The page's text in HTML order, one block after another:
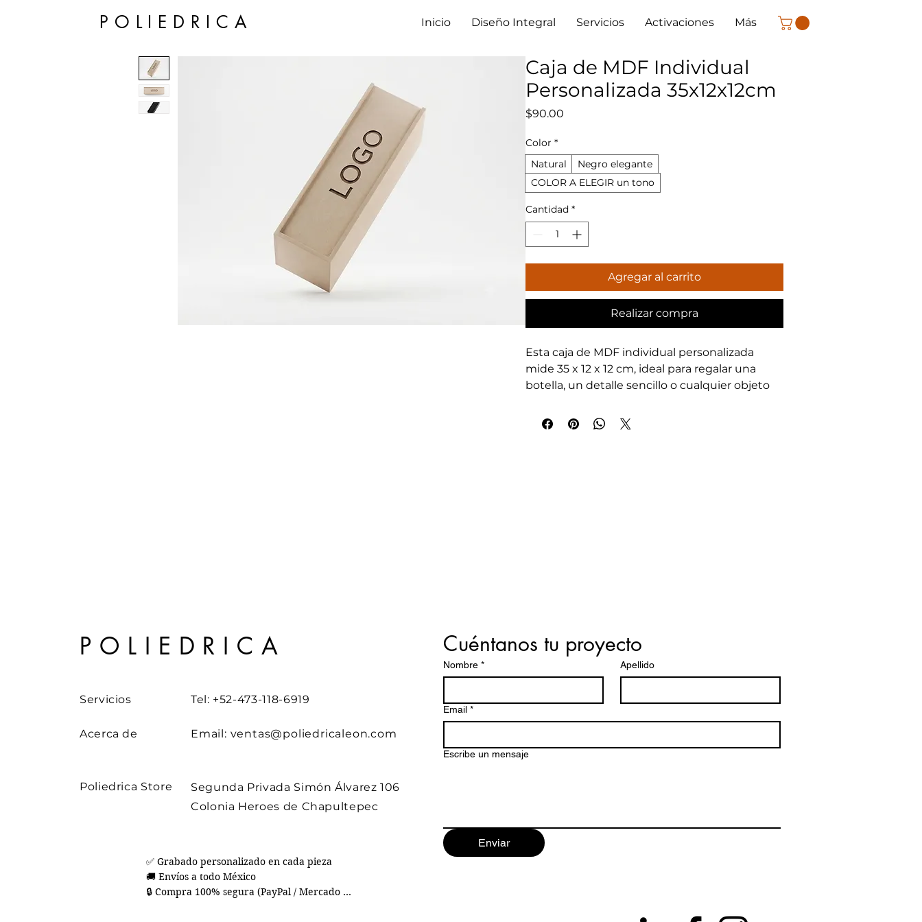
POLIEDRICA Inicio Diseño Integral Servicios Activaciones Más
Caja de MDF Individual
Personalizada 35x12x12cm
$90.00
Color *
Natural
Negro elegante
COLOR A ELEGIR un tono
Cantidad *
Agregar al carrito
Realizar compra
Esta caja de MDF individual personalizada
mide 35 x 12 x 12 cm, ideal para regalar una
botella, un detalle sencillo o cualquier objeto
en León, Guanajuato, refleja la calidad
POLIEDRICA
Servicios Tel: +52-473-118-6919
Acerca de Email: ventas@poliedricaleon.com
Poliedrica Store
Segunda Privada Simón Álvarez 106
Colonia Heroes de Chapultepec
Cuéntanos tu proyecto
Nombre * Apellido
Email *
Escribe un mensaje
Enviar
✅ Grabado personalizado en cada pieza
🚚 Envíos a todo México
🔒 Compra 100% segura (PayPal / Mercado